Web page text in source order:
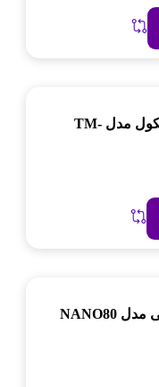
آبسردکن ایستکول مدل TM-
تلویزیون ال جی مدل NANO80